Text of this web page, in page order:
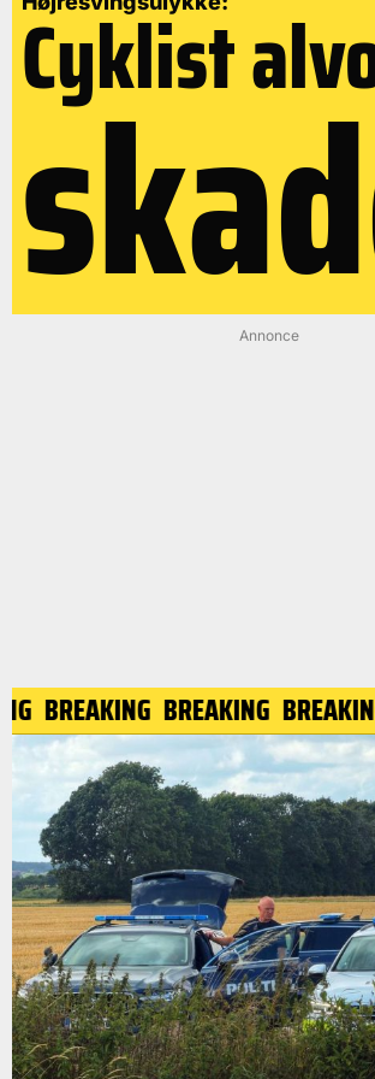
Cyklist
Annonce
BREAKING BREAKING